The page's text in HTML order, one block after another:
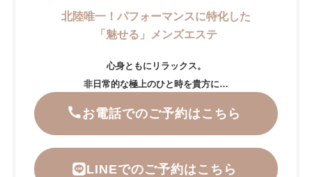
北陸唯一！パフォーマンスに特化した
「魅せる」メンズエステ
心身ともにリラックス。
非日常的な極上のひと時を貴方に…
お電話でのご予約はこちら
LINEでのご予約はこちら